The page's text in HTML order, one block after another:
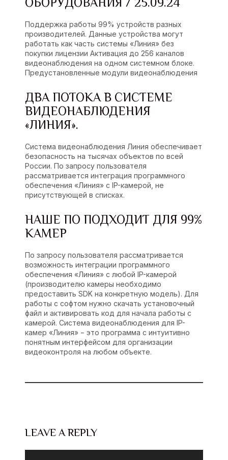
Поддержка работы 99% устройств разных
производителей. Данные устройства могут
работать как часть системы «Линия» без
покупки лицензии Активация до 256 каналов
видеонаблюдения на одном системном блоке.
Предустановленные модули видеонаблюдения
ДВА ПОТОКА В СИСТЕМЕ
ВИДЕОНАБЛЮДЕНИЯ
«ЛИНИЯ».
Система видеонаблюдения Линия обеспечивает
безопасность на тысячах объектов по всей
России. По запросу пользователя
рассматривается интеграция программного
обеспечения «Линия» с IP-камерой, не
присутствующей в списках.
НАШЕ ПО ПОДХОДИТ ДЛЯ 99%
КАМЕР
По запросу пользователя рассматривается
возможность интеграции программного
обеспечения «Линия» с любой IP-камерой
(производителю камеры необходимо
предоставить SDK на конкретную модель). Для
работы с софтом нужно скачать установочный
файл и активировать код для начала работы с
камерой. Система видеонаблюдения для IP-
камер «Линия» − это программа с интуитивно
понятным интерфейсом для организации
видеоконтроля на любом объекте.
LEAVE A REPLY